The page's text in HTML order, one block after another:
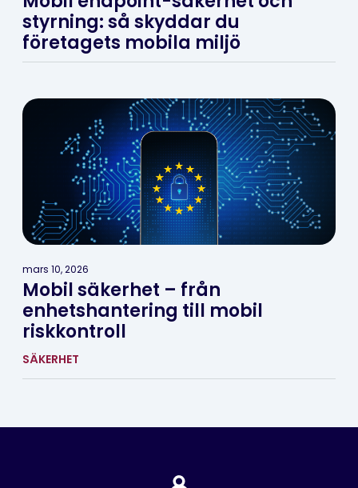
styrning: så skyddar du
företagets mobila miljö
mars 10, 2026
Mobil säkerhet – från
enhetshantering till mobil
riskkontroll
SÄKERHET